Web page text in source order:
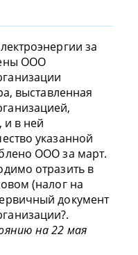
за
ООО
выставленная
и в ней
указанной
ООО за март.
отразить в
(налог на
документ
на 22 мая